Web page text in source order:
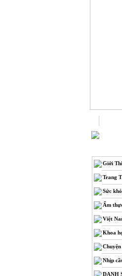
Giới
Trang
Sức
Ẩm
Việt
Khoa
Nhịp
DANH